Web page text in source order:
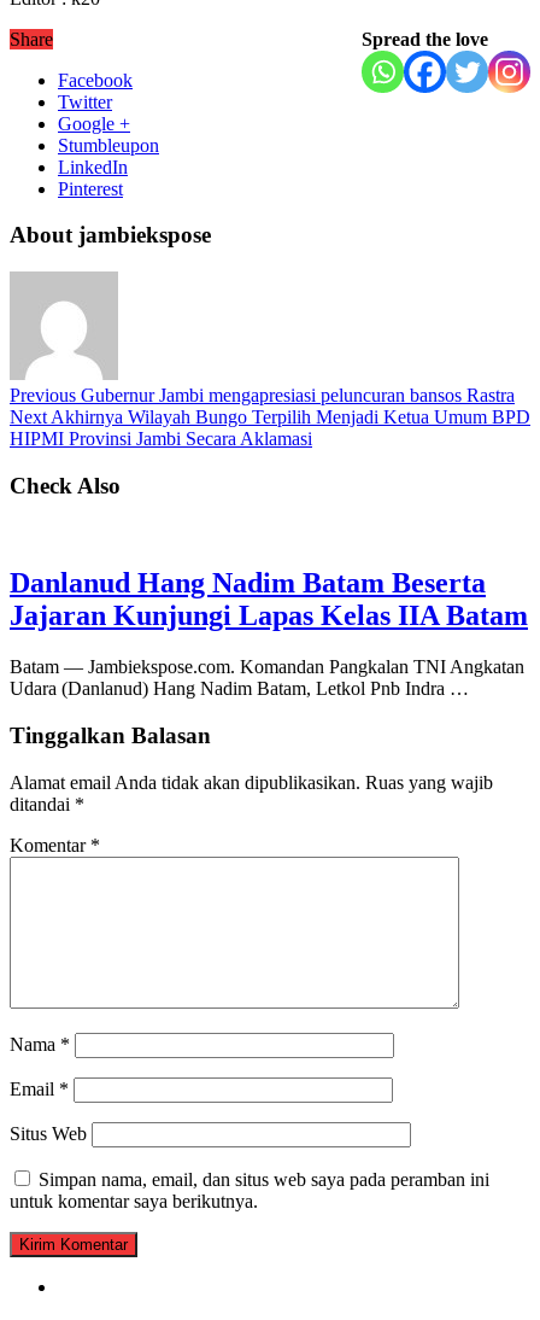
Spread the love
Share
Facebook
Twitter
Google +
Stumbleupon
LinkedIn
Pinterest
About jambiekspose
Previous Gubernur Jambi mengapresiasi peluncuran bansos Rastra
Next Akhirnya Wilayah Bungo Terpilih Menjadi Ketua Umum BPD
HIPMI Provinsi Jambi Secara Aklamasi
Check Also
Danlanud Hang Nadim Batam Beserta
Jajaran Kunjungi Lapas Kelas IIA Batam
Batam — Jambiekspose.com. Komandan Pangkalan TNI Angkatan
Udara (Danlanud) Hang Nadim Batam, Letkol Pnb Indra …
Tinggalkan Balasan
Alamat email Anda tidak akan dipublikasikan. Ruas yang wajib
ditandai *
Komentar *
Nama *
Email *
Situs Web
Simpan nama, email, dan situs web saya pada peramban ini
untuk komentar saya berikutnya.